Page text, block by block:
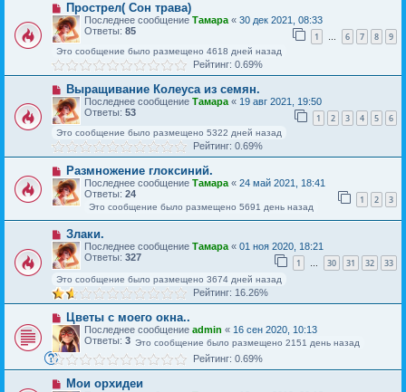
Прострел( Сон трава)
Последнее сообщение Тамара « 30 дек 2021, 08:33
Ответы: 85 1 … 6 7 8 9
Это сообщение было размещено 4618 дней назад
Рейтинг: 0.69%
Выращивание Колеуса из семян.
Последнее сообщение Тамара « 19 авг 2021, 19:50
Ответы: 53 1 2 3 4 5 6
Это сообщение было размещено 5322 дней назад
Рейтинг: 0.69%
Размножение глоксиний.
Последнее сообщение Тамара « 24 май 2021, 18:41
Ответы: 24 1 2 3
Это сообщение было размещено 5691 день назад
Злаки.
Последнее сообщение Тамара « 01 ноя 2020, 18:21
Ответы: 327 1 … 30 31 32 33
Это сообщение было размещено 3674 дней назад
Рейтинг: 16.26%
Цветы с моего окна..
Последнее сообщение admin « 16 сен 2020, 10:13
Ответы: 3 Это сообщение было размещено 2151 день назад
Рейтинг: 0.69%
Мои орхидеи